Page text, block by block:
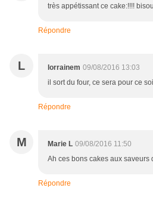
très appétissant ce cake:!!!!
Répondre
L lorrainem 09/08/2016 13:03
il sort du four, ce sera pour ce
Répondre
M Marie L 09/08/2016 11:50
Ah ces bons cakes aux saveurs
Répondre